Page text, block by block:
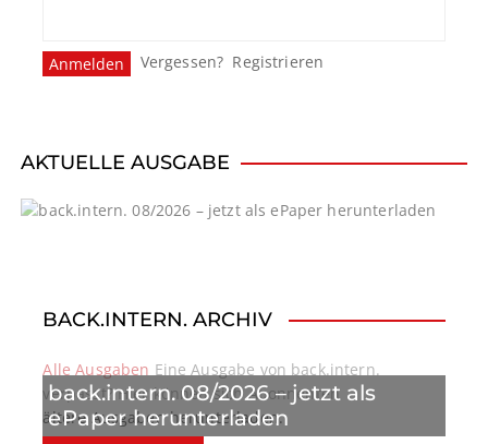
i
g
n
Vergessen? Registrieren
AKTUELLE AUSGABE
back.intern. 08/2026 – jetzt als
ePaper herunterladen
BACK.INTERN. ARCHIV
Alle Ausgaben Eine Ausgabe von back.intern.
verpasst? Hier können sich Abonnenten
ältere Ausgaben herunterladen.